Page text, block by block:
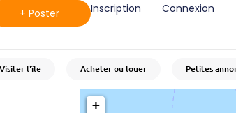
Inscription Connexion
+ Poster
Visiter l'île Acheter ou louer Petites
+